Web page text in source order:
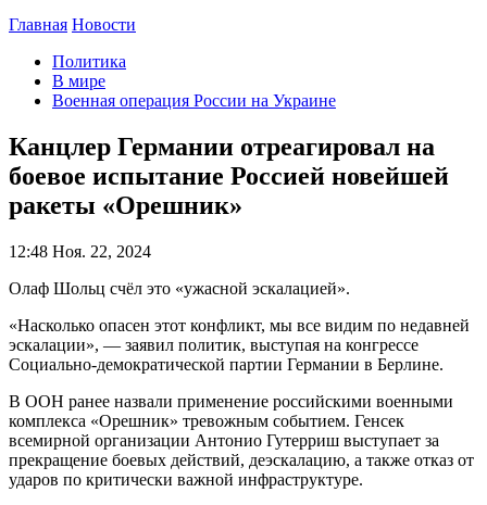
Главная Новости
Политика
В мире
Военная операция России на Украине
Канцлер Германии отреагировал на
боевое испытание Россией новейшей
ракеты «Орешник»
12:48 Ноя. 22, 2024
Олаф Шольц счёл это «ужасной эскалацией».
«Насколько опасен этот конфликт, мы все видим по недавней
эскалации», — заявил политик, выступая на конгрессе
Социально-демократической партии Германии в Берлине.
В ООН ранее назвали применение российскими военными
комплекса «Орешник» тревожным событием. Генсек
всемирной организации Антонио Гутерриш выступает за
прекращение боевых действий, деэскалацию, а также отказ от
ударов по критически важной инфраструктуре.